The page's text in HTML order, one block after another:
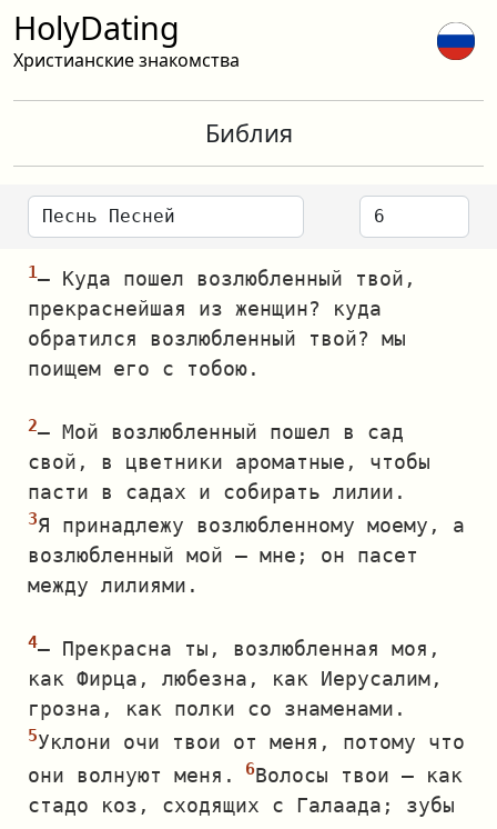
HolyDating
Христианские знакомства
Библия
— Куда пошел возлюбленный твой,
прекраснейшая из женщин? куда
обратился возлюбленный твой? мы
поищем его с тобою.
— Мой возлюбленный пошел в сад
свой, в цветники ароматные, чтобы
пасти в садах и собирать лилии.
Я принадлежу возлюбленному моему, а
возлюбленный мой — мне; он пасет
между лилиями.
— Прекрасна ты, возлюбленная моя,
как Фирца, любезна, как Иерусалим,
грозна, как полки со знаменами.
Уклони очи твои от меня, потому что
они волнуют меня.
Волосы твои — как
стадо коз, сходящих с Галаада; зубы